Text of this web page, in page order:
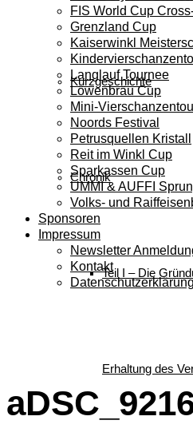
Kurzgeschichte
Chronik
Teil I – Die
Erhaltung des
FIS World Cup
Grenzland Cup
Kaiserwinkl
Langlauf Tournee
Löwenbräu Cup
Mini-
Noords Festival
Petrusquellen Kristall
Reit im Winkl Cup
Sparkassen Cup
UMMI & AUFFI
Volks- und
Sponsoren
Impressum
Newsletter
Kontakt